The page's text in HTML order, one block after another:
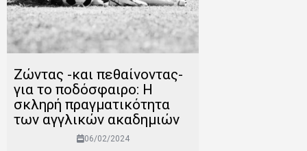
Zώντας -και πεθαίνοντας-
για το ποδόσφαιρο: H
σκληρή πραγματικότητα
των αγγλικών ακαδημιών
06/02/2024